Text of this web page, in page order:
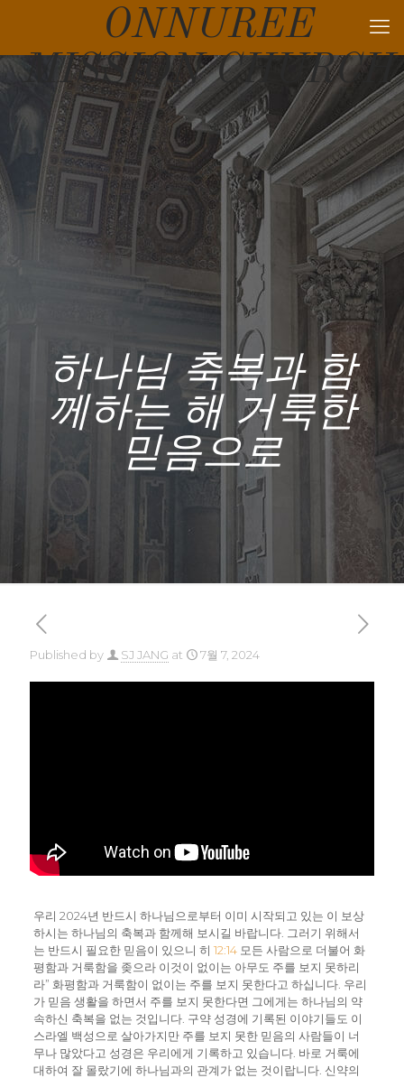
ONNUREE
MISSION CHURCH
하나님 축복과 함
께하는 해 거룩한
믿음으로
Published by SJ JANG at 7월 7, 2024
우리 2024년 반드시 하나님으로부터 이미 시작되고 있는 이 보상
하시는 하나님의 축복과 함께해 보시길 바랍니다. 그러기 위해서
는 반드시 필요한 믿음이 있으니 히 12:14모든 사람으로 더불어 화
평함과 거룩함을 좆으라 이것이 없이는 아무도 주를 보지 못하리
라” 화평함과 거룩함이 없이는 주를 보지 못한다고 하십니다. 우리
가 믿음 생활을 하면서 주를 보지 못한다면 그에게는 하나님의 약
속하신 축복을 없는 것입니다. 구약 성경에 기록된 이야기들도 이
스라엘 백성으로 살아가지만 주를 보지 못한 믿음의 사람들이 너
무나 많았다고 성경은 우리에게 기록하고 있습니다. 바로 거룩에
대하여 잘 몰랐기에 하나님과의 관계가 없는 것이랍니다. 신약의